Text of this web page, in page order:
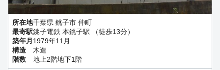
所在地千葉県 銚子市 仲町
最寄駅銚子電鉄 本銚子駅 （徒歩13分）
築年月1979年11月
構造
木造
階数
地上2階地下1階